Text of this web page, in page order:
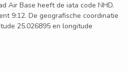
Air Base heeft de iata code NHD.
9:12. De geografische coordinatie
25.026895 en longitude